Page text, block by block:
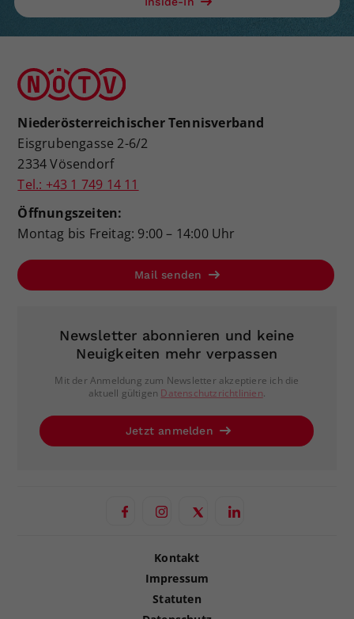
Niederösterreichischer Tennisverband
Eisgrubengasse 2-6/2
2334 Vösendorf
Tel.: +43 1 749 14 11
Öffnungszeiten:
Montag bis Freitag: 9:00 – 14:00 Uhr
Mail senden
Newsletter abonnieren und keine
Neuigkeiten mehr verpassen
Mit der Anmeldung zum Newsletter akzeptiere ich die
aktuell gültigen Datenschutzrichtlinien.
Jetzt anmelden
Kontakt
Impressum
Statuten